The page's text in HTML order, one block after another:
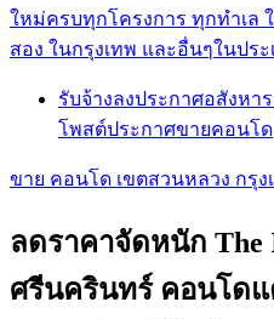
ใหม่ครบทุกโครงการ ทุกทำเล
สอง ในกรุงเทพ และอื่นๆในปร
รับจ้างลงประกาศอสังห
โพสต์ประกาศขายคอนโด
ขาย คอนโด เขตสวนหลวง กรุง
ลดราคาจัดหนัก The
ศรีนครินทร์ คอนโด